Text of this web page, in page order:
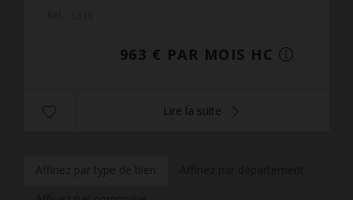
963 € PAR MOIS HC
Lire la suite
Affinez par type de bien